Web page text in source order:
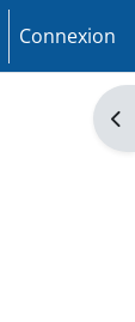
Connexion